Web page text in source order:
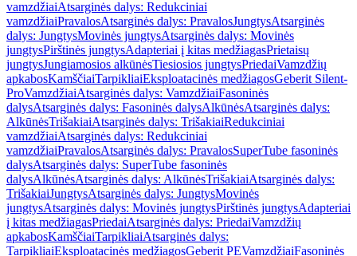
vamzdžiaiAtsarginės dalys: Redukciniai
vamzdžiaiPravalosAtsarginės dalys: PravalosJungtysAtsarginės
dalys: JungtysMovinės jungtysAtsarginės dalys: Movinės
jungtysPirštinės jungtysAdapteriai į kitas medžiagasPrietaisų
jungtysJungiamosios alkūnėsTiesiosios jungtysPriedaiVamzdžių
apkabosKamščiaiTarpikliaiEksploatacinės medžiagosGeberit Silent-
ProVamzdžiaiAtsarginės dalys: VamzdžiaiFasoninės
dalysAtsarginės dalys: Fasoninės dalysAlkūnėsAtsarginės dalys:
AlkūnėsTrišakiaiAtsarginės dalys: TrišakiaiRedukciniai
vamzdžiaiAtsarginės dalys: Redukciniai
vamzdžiaiPravalosAtsarginės dalys: PravalosSuperTube fasoninės
dalysAtsarginės dalys: SuperTube fasoninės
dalysAlkūnėsAtsarginės dalys: AlkūnėsTrišakiaiAtsarginės dalys:
TrišakiaiJungtysAtsarginės dalys: JungtysMovinės
jungtysAtsarginės dalys: Movinės jungtysPirštinės jungtysAdapteriai
į kitas medžiagasPriedaiAtsarginės dalys: PriedaiVamzdžių
apkabosKamščiaiTarpikliaiAtsarginės dalys:
TarpikliaiEksploatacinės medžiagosGeberit PEVamzdžiaiFasoninės